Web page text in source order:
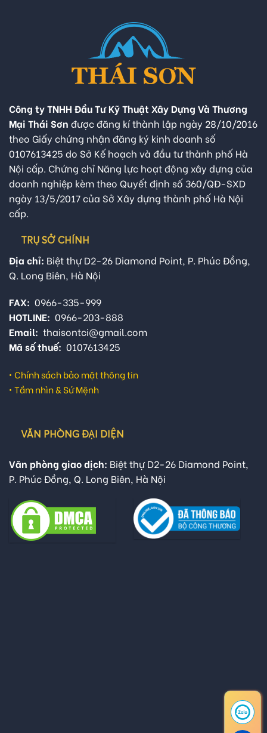
Công ty TNHH Đầu Tư Kỹ Thuật Xây Dựng Và Thương
Mại Thái Sơn được đăng kí thành lập ngày 28/10/2016
theo Giấy chứng nhận đăng ký kinh doanh số
0107613425 do Sở Kế hoạch và đầu tư thành phố Hà
Nội cấp. Chứng chỉ Năng lực hoạt động xây dựng của
doanh nghiệp kèm theo Quyết định số 360/QĐ-SXD
ngày 13/5/2017 của Sở Xây dựng thành phố Hà Nội
cấp.
TRỤ SỞ CHÍNH
Địa chỉ: Biệt thự D2-26 Diamond Point, P. Phúc Đồng,
Q. Long Biên, Hà Nội
FAX: 0966-335-999
HOTLINE: 0966-203-888
Email: thaisontci@gmail.com
Mã số thuế: 0107613425
• Chính sách bảo mật thông tin
• Tầm nhìn & Sứ Mệnh
VĂN PHÒNG ĐẠI DIỆN
Văn phòng giao dịch: Biệt thự D2-26 Diamond Point,
P. Phúc Đồng, Q. Long Biên, Hà Nội